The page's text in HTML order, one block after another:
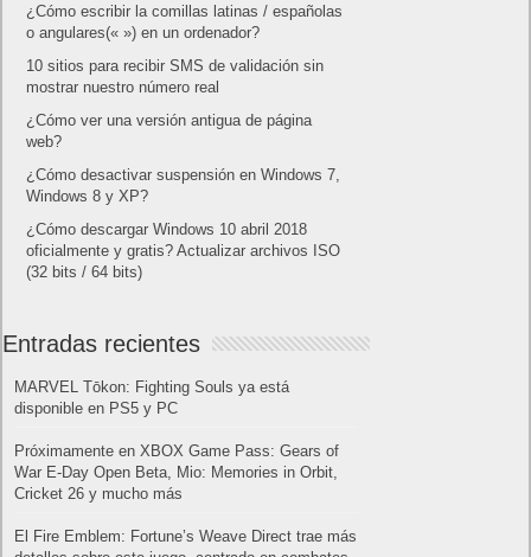
¿Cómo escribir la comillas latinas / españolas
o angulares(« ») en un ordenador?
10 sitios para recibir SMS de validación sin
mostrar nuestro número real
¿Cómo ver una versión antigua de página
web?
¿Cómo desactivar suspensión en Windows 7,
Windows 8 y XP?
¿Cómo descargar Windows 10 abril 2018
oficialmente y gratis? Actualizar archivos ISO
(32 bits / 64 bits)
Entradas recientes
MARVEL Tōkon: Fighting Souls ya está
disponible en PS5 y PC
Próximamente en XBOX Game Pass: Gears of
War E-Day Open Beta, Mio: Memories in Orbit,
Cricket 26 y mucho más
El Fire Emblem: Fortune’s Weave Direct trae más